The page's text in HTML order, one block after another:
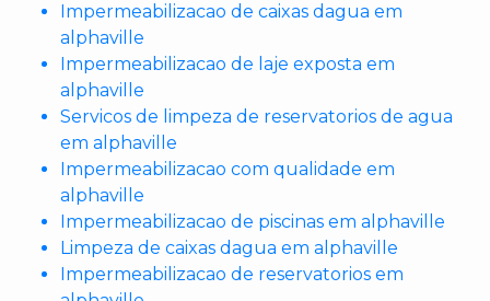
Impermeabilizacao de caixas dagua em
alphaville
Impermeabilizacao de laje exposta em
alphaville
Servicos de limpeza de reservatorios de agua
em alphaville
Impermeabilizacao com qualidade em
alphaville
Impermeabilizacao de piscinas em alphaville
Limpeza de caixas dagua em alphaville
Impermeabilizacao de reservatorios em